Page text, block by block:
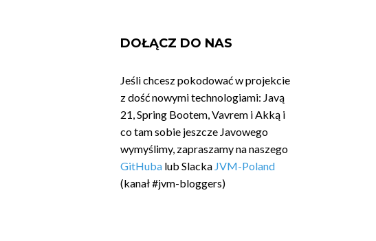
DOŁĄCZ DO NAS
Jeśli chcesz pokodować w projekcie
z dość nowymi technologiami: Javą
21, Spring Bootem, Vavrem i Akką i
co tam sobie jeszcze Javowego
wymyślimy, zapraszamy na naszego
GitHuba lub Slacka JVM-Poland
(kanał #jvm-bloggers)